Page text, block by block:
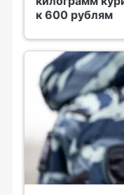
к 600 рублям